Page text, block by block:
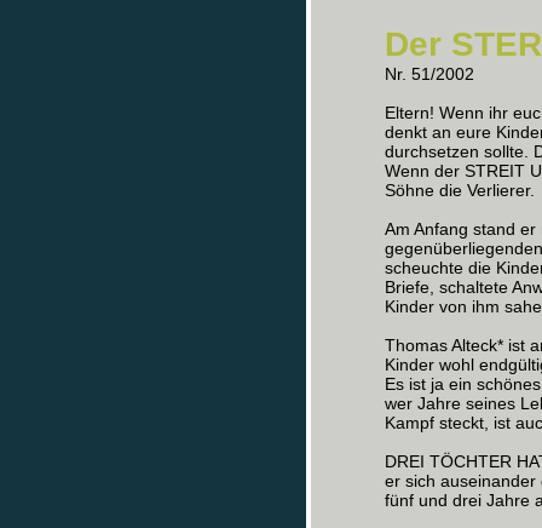
Der
Nr. 51/2002
Eltern! Wenn ihr
denkt an eure
durchsetzen sollte.
Wenn der STREIT
Söhne die Verlierer.
Am Anfang stand
scheuchte die
Briefe, schaltete
Kinder von ihm
Thomas Alteck* ist
Kinder wohl
Es ist ja ein
wer Jahre seines
Kampf steckt, ist
DREI TÖCHTER
er sich auseinander
fünf und drei Jahre